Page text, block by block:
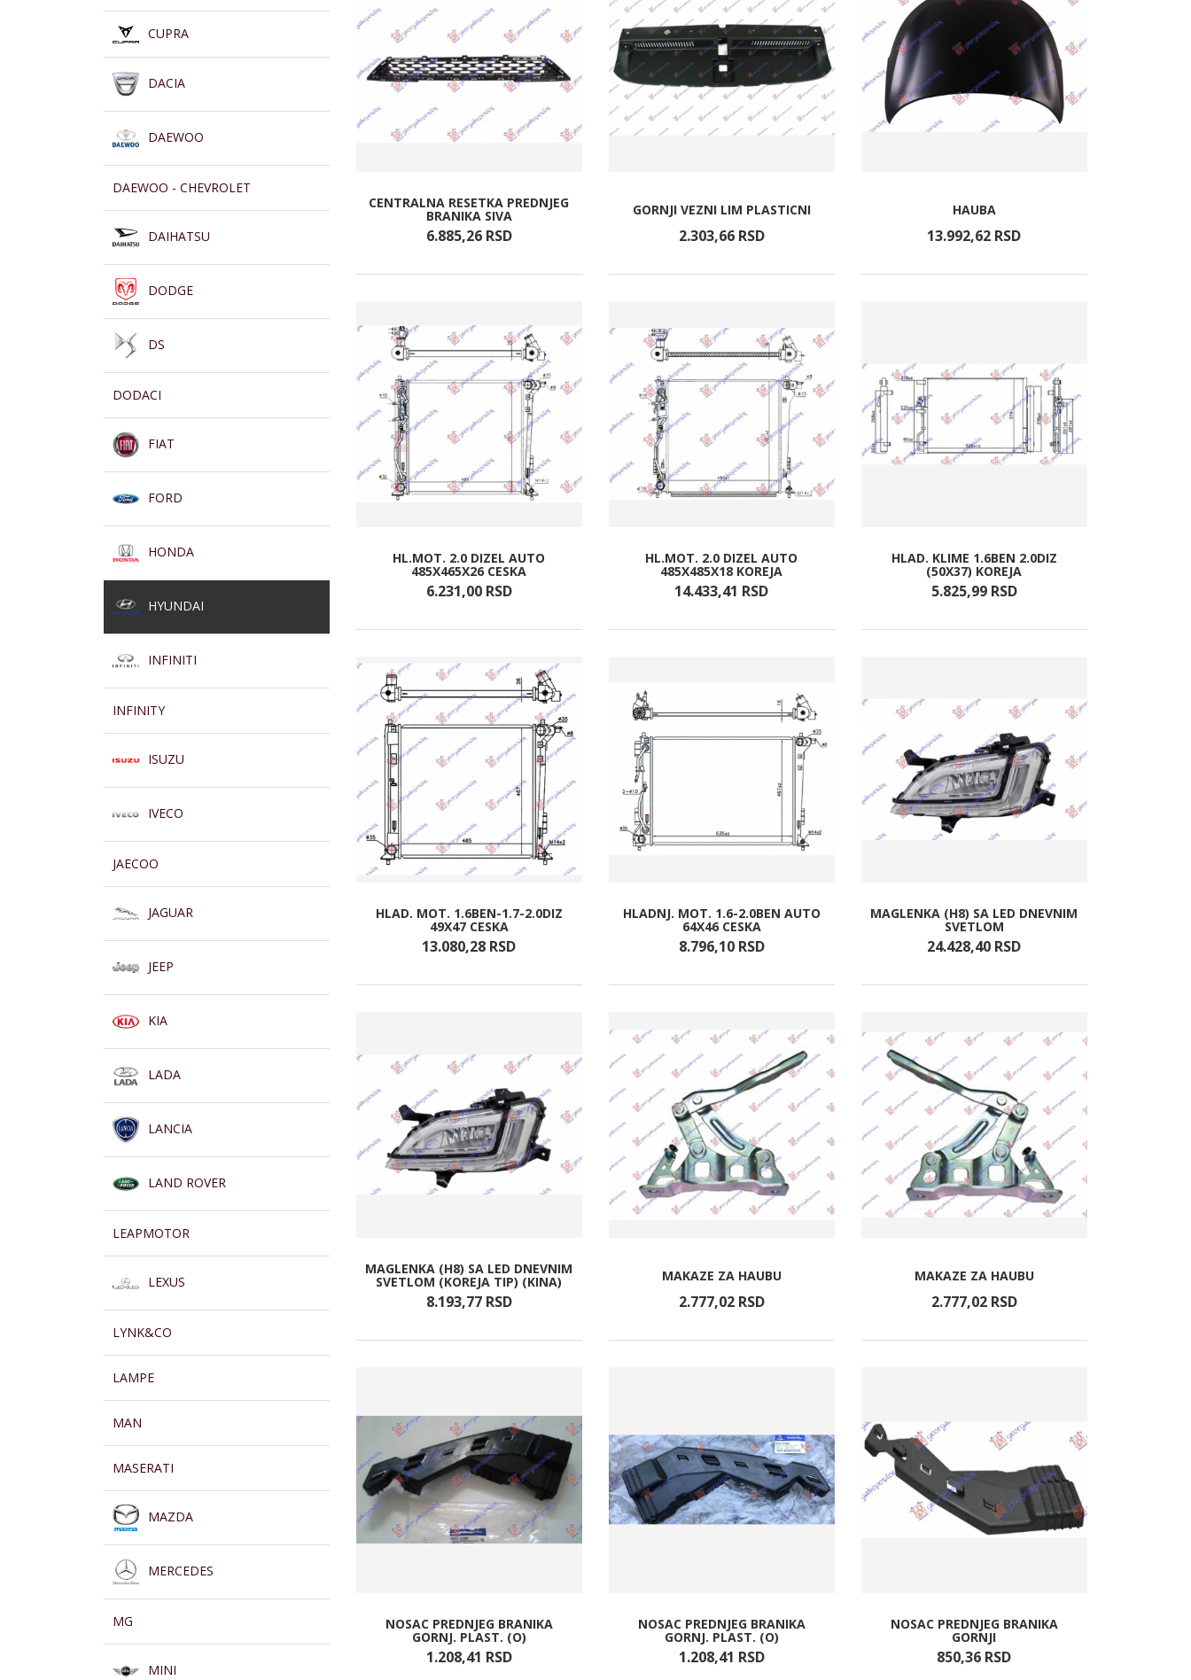
CUPRA
DACIA
DAEWOO
DAEWOO - CHEVROLET
DAIHATSU
DODGE
DS
DODACI
FIAT
FORD
HONDA
HYUNDAI
INFINITI
INFINITY
ISUZU
IVECO
JAECOO
JAGUAR
JEEP
KIA
LADA
LANCIA
LAND ROVER
LEAPMOTOR
LEXUS
LYNK&CO
LAMPE
MAN
MASERATI
MAZDA
MERCEDES
MG
MINI
CENTRALNA RESETKA PREDNJEG
BRANIKA SIVA
6.885,26 RSD
GORNJI VEZNI LIM PLASTICNI
2.303,66 RSD
HAUBA
13.992,62 RSD
HL.MOT. 2.0 DIZEL AUTO
485X465X26 CESKA
6.231,00 RSD
HL.MOT. 2.0 DIZEL AUTO
485X485X18 KOREJA
14.433,41 RSD
HLAD. KLIME 1.6BEN 2.0DIZ
(50X37) KOREJA
5.825,99 RSD
HLAD. MOT. 1.6BEN-1.7-2.0DIZ
49X47 CESKA
13.080,28 RSD
HLADNJ. MOT. 1.6-2.0BEN AUTO
64X46 CESKA
8.796,10 RSD
MAGLENKA (H8) SA LED DNEVNIM
SVETLOM
24.428,40 RSD
MAGLENKA (H8) SA LED DNEVNIM
SVETLOM (KOREJA TIP) (KINA)
8.193,77 RSD
MAKAZE ZA HAUBU
2.777,02 RSD
MAKAZE ZA HAUBU
2.777,02 RSD
NOSAC PREDNJEG BRANIKA
GORNJ. PLAST. (O)
1.208,41 RSD
NOSAC PREDNJEG BRANIKA
GORNJ. PLAST. (O)
1.208,41 RSD
NOSAC PREDNJEG BRANIKA
GORNJI
850,36 RSD